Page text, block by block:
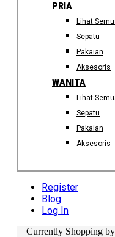
PRIA
Lihat
Sepatu
Pakaian
Aksesoris
WANITA
Lihat
Sepatu
Pakaian
Aksesoris
Register
Blog
Log In
Currently Shopping